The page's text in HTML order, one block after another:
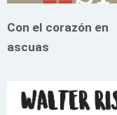
Con el corazón en
ascuas